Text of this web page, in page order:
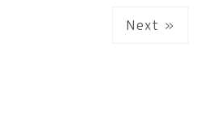
Next »